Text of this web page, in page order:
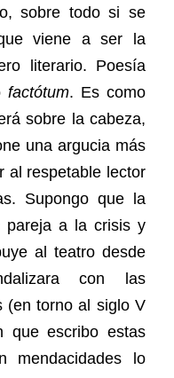
sobre todo si se
viene a ser la
literario. Poesía
factótum. Es como
sobre la cabeza,
una argucia más
al respetable lector
Supongo que la
pareja a la crisis y
al teatro desde
con las
(en torno al siglo V
que escribo estas
mendacidades lo